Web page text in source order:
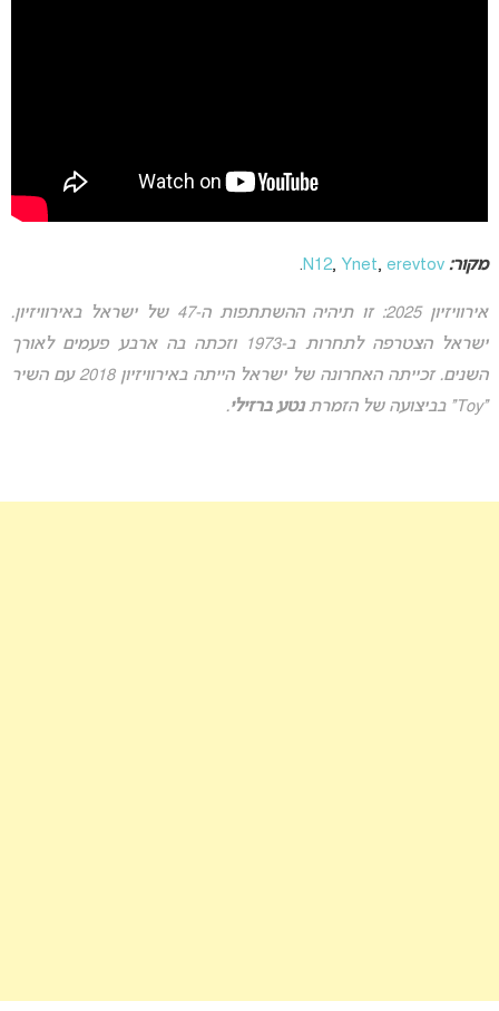
מקור: N12, Ynet, erevtov
.
אירוויזיון 2025: זו תיהיה ההשתתפות ה-47 של ישראל באירוויזיון.
ישראל הצטרפה לתחרות ב-1973 וזכתה בה ארבע פעמים לאורך
השנים. זכייתה האחרונה של ישראל הייתה באירוויזיון 2018 עם השיר
“Toy” בביצועה של הזמרת
נטע ברזילי.